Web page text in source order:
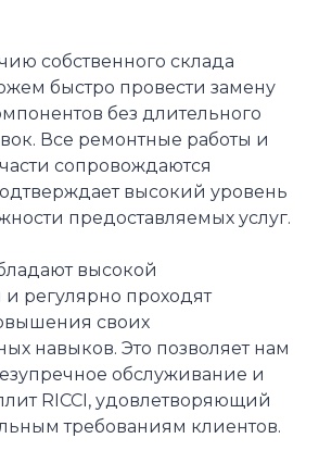
собственного склада
быстро провести замену
без длительного
Все ремонтные работы и
сопровождаются
высокий уровень
предоставляемых услуг.
высокой
регулярно проходят
своих
навыков. Это позволяет нам
обслуживание и
RICCI, удовлетворяющий
требованиям клиентов.